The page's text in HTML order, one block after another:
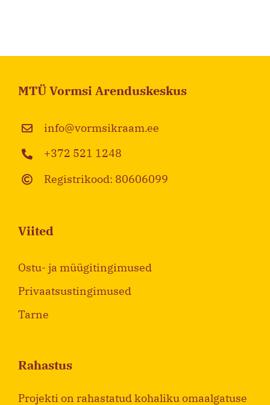
MTÜ Vormsi Arenduskeskus
info@vormsikraam.ee
+372 521 1248
Registrikood: 80606099
Viited
Ostu- ja müügitingimused
Privaatsustingimused
Tarne
Rahastus
Projekti on rahastatud kohaliku omaalgatuse